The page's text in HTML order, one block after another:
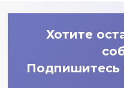
Хотите
Подпишитесь